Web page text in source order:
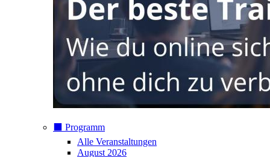
⬛️ Programm
Alle Veranstaltungen
August 2026